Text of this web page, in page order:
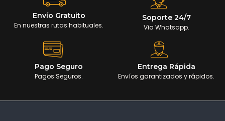
Envío Gratuito
En nuestras rutas habituales.
Soporte 24/7
Via Whatsapp.
Pago Seguro
Pagos Seguros.
Entrega Rápida
Envíos garantizados y rápidos.